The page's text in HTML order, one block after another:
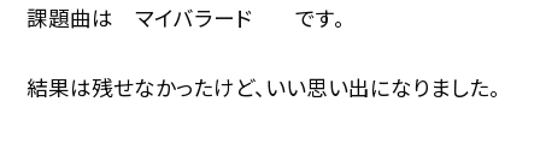
課題曲は マイバラード です。
結果は残せなかったけど、いい思い出になりました。